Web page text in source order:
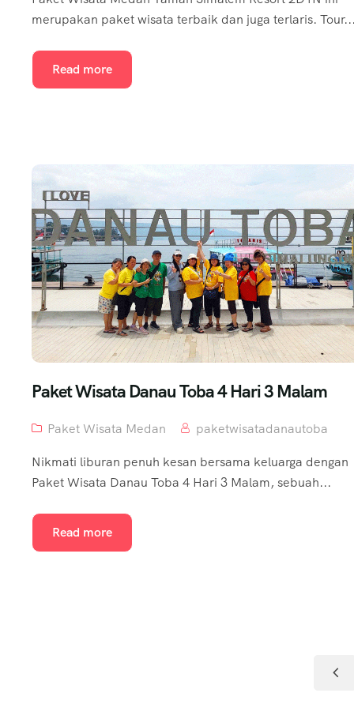
merupakan paket wisata terbaik dan juga terlaris.
Read more
Paket Wisata Danau Toba 4 Hari 3 Malam
Paket Wisata Medan
paketwisatadanautoba
Nikmati liburan penuh kesan bersama keluarga dengan
Paket Wisata Danau Toba 4 Hari 3 Malam, sebuah...
Read more